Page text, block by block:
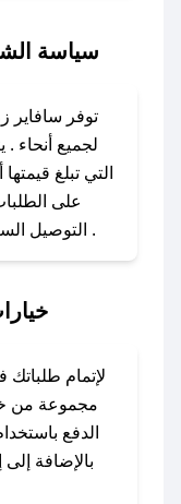
باستخدام
تواصل معنا
لا تقلق!
الرسائل
وسنقوم
سياسة
توفر
لجميع أنحاء
التي تبلغ
على
التوصيل السريع، يرجى تقديم طلبك قبل الساعة .
لإتمام
مجموعة من
الدفع